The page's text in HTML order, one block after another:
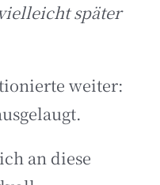
später
weiter:
an diese